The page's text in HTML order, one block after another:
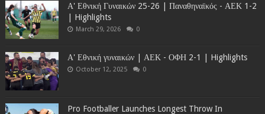
Α' Εθνική Γυναικών 25-26 | Παναθηναϊκός - ΑΕΚ 1-2
| Highlights
March 29, 2026 0
Α' Εθνική γυναικών | ΑΕΚ - ΟΦΗ 2-1 | Highlights
October 12, 2025 0
Pro Footballer Launches Longest Throw In